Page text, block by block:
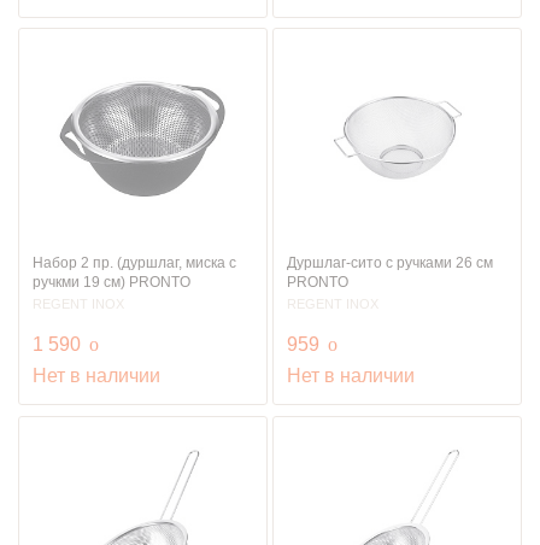
Набор 2 пр. (дуршлаг, миска с
ручкми 19 см) PRONTO
REGENT INOX
1 590 руб.
o
Нет в наличии
Дуршлаг-сито с ручками 26 см
PRONTO
REGENT INOX
959 руб.
o
Нет в наличии